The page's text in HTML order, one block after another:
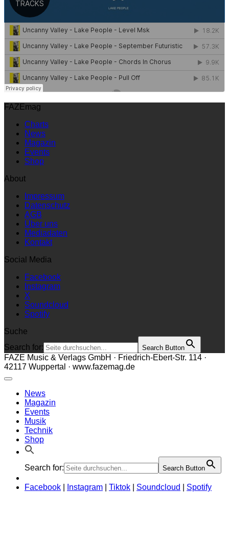
FAZEmag
Charts
News
Magazin
Events
Shop
About
Impressum
Datenschutz
AGB
Über uns
Mediadaten
Kontakt
Social Media
Facebook
Instagram
X
Soundcloud
Spotify
Suche
Search for:
Search Button
FAZE Music & Verlags GmbH · Friedrich-Ebert-Str. 114 ·
42117 Wuppertal · www.fazemag.de
News
Magazin
Events
Musik
Technik
Shop
Search for: Search Button
Facebook Instagram Tiktok Soundcloud Spotify